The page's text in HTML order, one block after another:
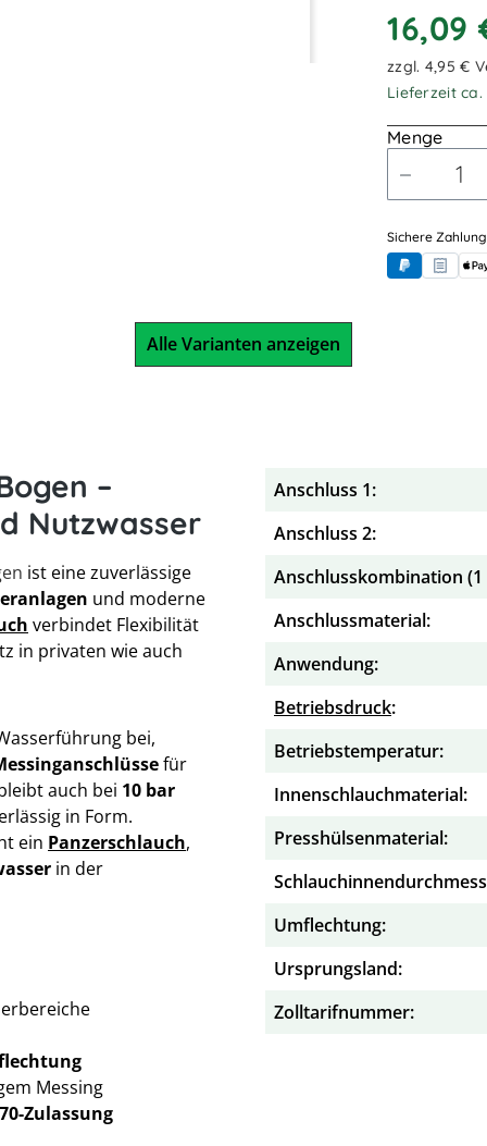
1,20m /
2,00m /
3,80m /
16,09
zzgl. 4,95 €
Lieferzeit ca.
Menge
Sichere
PayPal
Alle Varianten anzeigen
–
Nutzwasser
ist eine zuverlässige
und moderne
verbindet Flexibilität
in privaten wie auch
bei,
für
auch bei 10 bar
in Form.
ein Panzerschlauch,
in der
Messing
Zulassung
Anschluss 1:
Anschluss 2:
Anschlusskombination (1
Anschlussmaterial:
Anwendung:
Betriebsdruck:
Betriebstemperatur:
Innenschlauchmaterial:
Presshülsenmaterial:
Umflechtung:
Ursprungsland:
Zolltarifnummer: